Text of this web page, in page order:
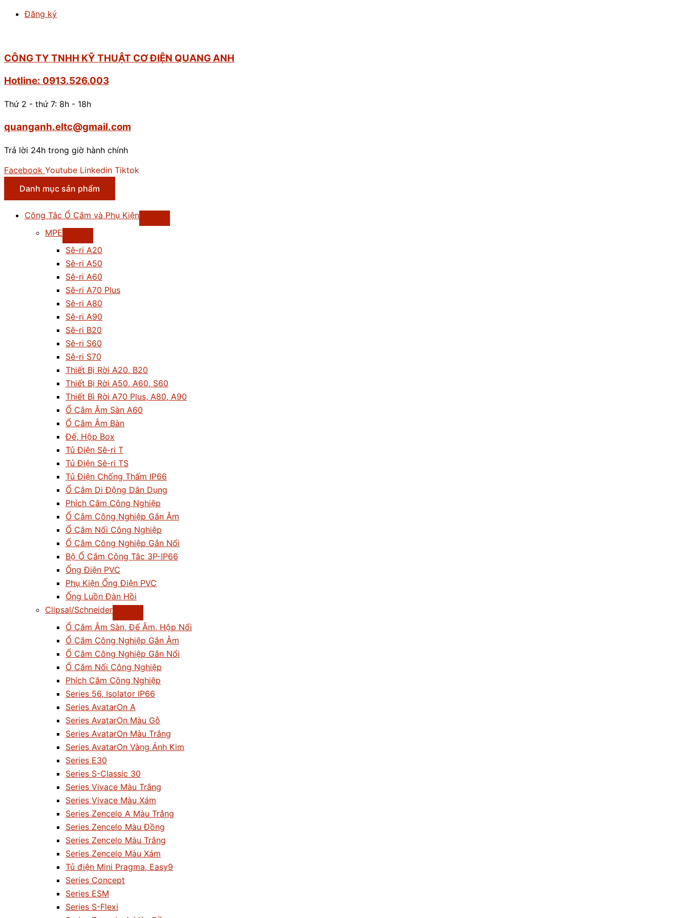
Đăng ký
CÔNG TY TNHH KỸ THUẬT CƠ ĐIỆN QUANG ANH
Hotline: 0913.526.003
Thứ 2 - thứ 7: 8h - 18h
quanganh.eltc@gmail.com
Trả lời 24h trong giờ hành chính
Facebook Youtube Linkedin Tiktok
Danh mục sản phẩm
Công Tắc Ổ Cắm và Phụ Kiện
MPE
Sê-ri A20
Sê-ri A50
Sê-ri A60
Sê-ri A70 Plus
Sê-ri A80
Sê-ri A90
Sê-ri B20
Sê-ri S60
Sê-ri S70
Thiết Bị Rời A20, B20
Thiết Bị Rời A50, A60, S60
Thiết Bì Rời A70 Plus, A80, A90
Ổ Cắm Âm Sàn A60
Ổ Cắm Âm Bàn
Đế, Hộp Box
Tủ Điện Sê-ri T
Tủ Điện Sê-ri TS
Tủ Điện Chống Thấm IP66
Ổ Cắm Di Động Dân Dụng
Phích Cắm Công Nghiệp
Ổ Cắm Công Nghiệp Gắn Âm
Ổ Cắm Nối Công Nghiệp
Ổ Cắm Công Nghiệp Gắn Nổi
Bộ Ổ Cắm Công Tắc 3P-IP66
Ống Điện PVC
Phụ Kiện Ống Điện PVC
Ống Luồn Đàn Hồi
Clipsal/Schneider
Ổ Cắm Âm Sàn, Đế Âm, Hộp Nổi
Ổ Cắm Công Nghiệp Gắn Âm
Ổ Cắm Công Nghiệp Gắn Nổi
Ổ Cắm Nối Công Nghiệp
Phích Cắm Công Nghiệp
Series 56, Isolator IP66
Series AvatarOn A
Series AvatarOn Màu Gỗ
Series AvatarOn Màu Trắng
Series AvatarOn Vàng Ánh Kim
Series E30
Series S-Classic 30
Series Vivace Màu Trắng
Series Vivace Màu Xám
Series Zencelo A Màu Trắng
Series Zencelo Màu Đồng
Series Zencelo Màu Trắng
Series Zencelo Màu Xám
Tủ điện Mini Pragma, Easy9
Series Concept
Series ESM
Series S-Flexi